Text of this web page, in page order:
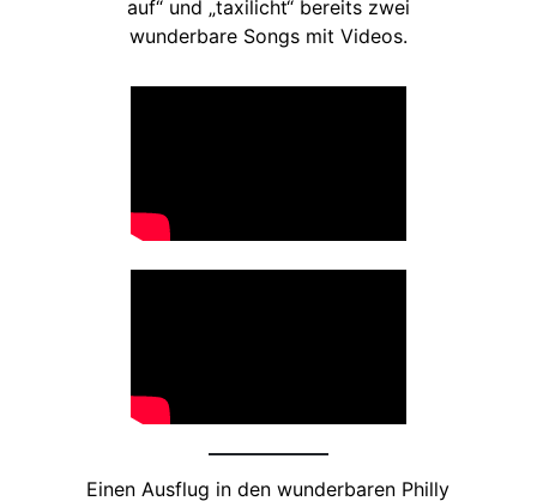
auf“ und „taxilicht“ bereits zwei
wunderbare Songs mit Videos.
Einen Ausflug in den wunderbaren Philly